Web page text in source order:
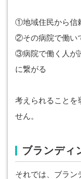
①地域住民から信
②その病院で働い
③病院で働く人が
に繋がる
考えられることを
せん。
ブランディ
それでは、ブラン